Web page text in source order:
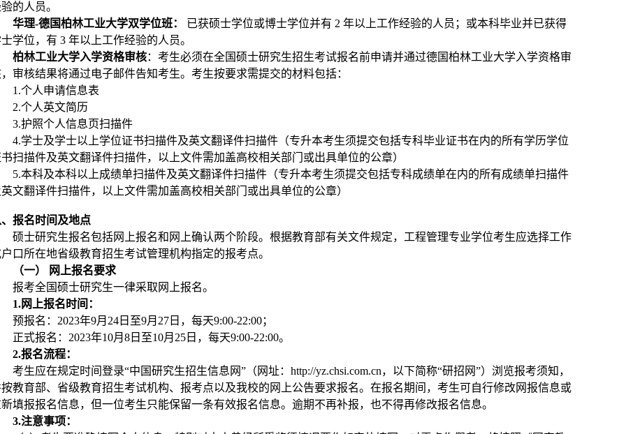
的人员。
华理-德国柏林工业大学双学位班：
已获硕士学位或博士学位并有 2 年以上工作经验的人员；或本科毕业并已获得
学位，有 3 年以上工作经验的人员。
柏林工业大学入学资格审核：考生必须在全国硕士研究生招生考试报名前申请并通过德国柏林工业大学入学资格审
审核结果将通过电子邮件告知考生。考生按要求需提交的材料包括：
1.个人申请信息表
2.个人英文简历
3.护照个人信息页扫描件
4.学士及学士以上学位证书扫描件及英文翻译件扫描件（专升本考生须提交包括专科毕业证书在内的所有学历学位
扫描件及英文翻译件扫描件，以上文件需加盖高校相关部门或出具单位的公章）
5.本科及本科以上成绩单扫描件及英文翻译件扫描件（专升本考生须提交包括专科成绩单在内的所有成绩单扫描件
文翻译件扫描件，以上文件需加盖高校相关部门或出具单位的公章）
报名时间及地点
硕士研究生报名包括网上报名和网上确认两个阶段。根据教育部有关文件规定，工程管理专业学位考生应选择工作
口所在地省级教育招生考试管理机构指定的报考点。
（一） 网上报名要求
报考全国硕士研究生一律采取网上报名。
1.网上报名时间：
预报名：2023年9月24日至9月27日，每天9:00-22:00；
正式报名：2023年10月8日至10月25日，每天9:00-22:00。
2.报名流程：
考生应在规定时间登录“中国研究生招生信息网”（网址：http://yz.chsi.com.cn，以下简称“研招网”）浏览报考须知，
教育部、省级教育招生考试机构、报考点以及我校的网上公告要求报名。在报名期间，考生可自行修改网报信息或
填报报名信息，但一位考生只能保留一条有效报名信息。逾期不再补报，也不得再修改报名信息。
3.注意事项：